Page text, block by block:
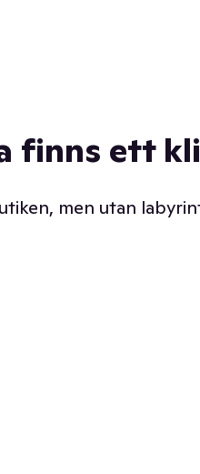
finns ett
men utan